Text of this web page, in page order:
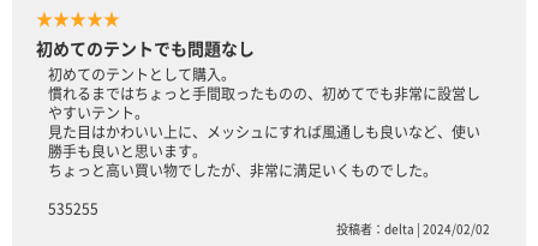
★★★★★
初めてのテントでも問題なし
初めてのテントとして購入。
慣れるまではちょっと手間取ったものの、初めてでも非常に設営し
やすいテント。
見た目はかわいい上に、メッシュにすれば風通しも良いなど、使い
勝手も良いと思います。
ちょっと高い買い物でしたが、非常に満足いくものでした。
535255
投稿者：delta | 2024/02/02